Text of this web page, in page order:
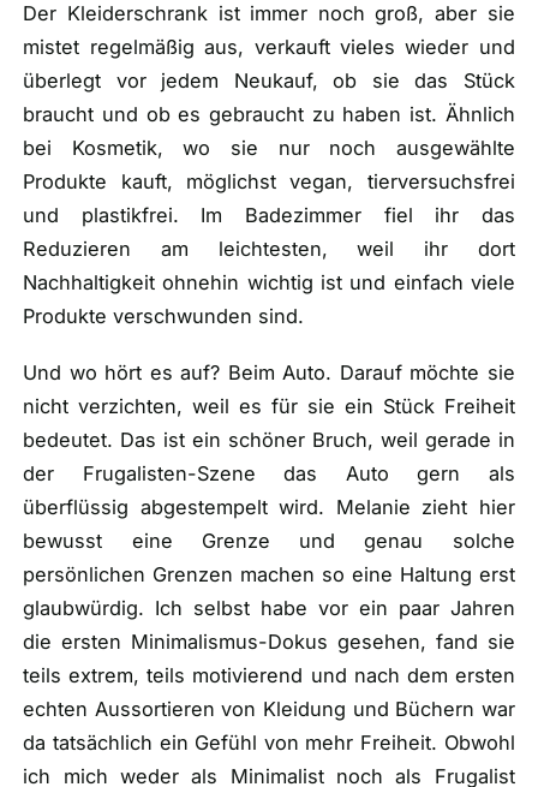
Der Kleiderschrank ist immer noch groß, aber sie
mistet regelmäßig aus, verkauft vieles wieder und
überlegt vor jedem Neukauf, ob sie das Stück
braucht und ob es gebraucht zu haben ist. Ähnlich
bei Kosmetik, wo sie nur noch ausgewählte
Produkte kauft, möglichst vegan, tierversuchsfrei
und plastikfrei. Im Badezimmer fiel ihr das
Reduzieren am leichtesten, weil ihr dort
Nachhaltigkeit ohnehin wichtig ist und einfach viele
Produkte verschwunden sind.
Und wo hört es auf? Beim Auto. Darauf möchte sie
nicht verzichten, weil es für sie ein Stück Freiheit
bedeutet. Das ist ein schöner Bruch, weil gerade in
der Frugalisten-Szene das Auto gern als
überflüssig abgestempelt wird. Melanie zieht hier
bewusst eine Grenze und genau solche
persönlichen Grenzen machen so eine Haltung erst
glaubwürdig. Ich selbst habe vor ein paar Jahren
die ersten Minimalismus-Dokus gesehen, fand sie
teils extrem, teils motivierend und nach dem ersten
echten Aussortieren von Kleidung und Büchern war
da tatsächlich ein Gefühl von mehr Freiheit. Obwohl
ich mich weder als Minimalist noch als Frugalist